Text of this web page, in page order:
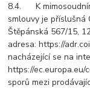
8.4. K
smlouvy je příslušná
Štěpánská 567/15,
adresa: https://
nacházející se na
https://ec.europa.eu/
sporů mezi